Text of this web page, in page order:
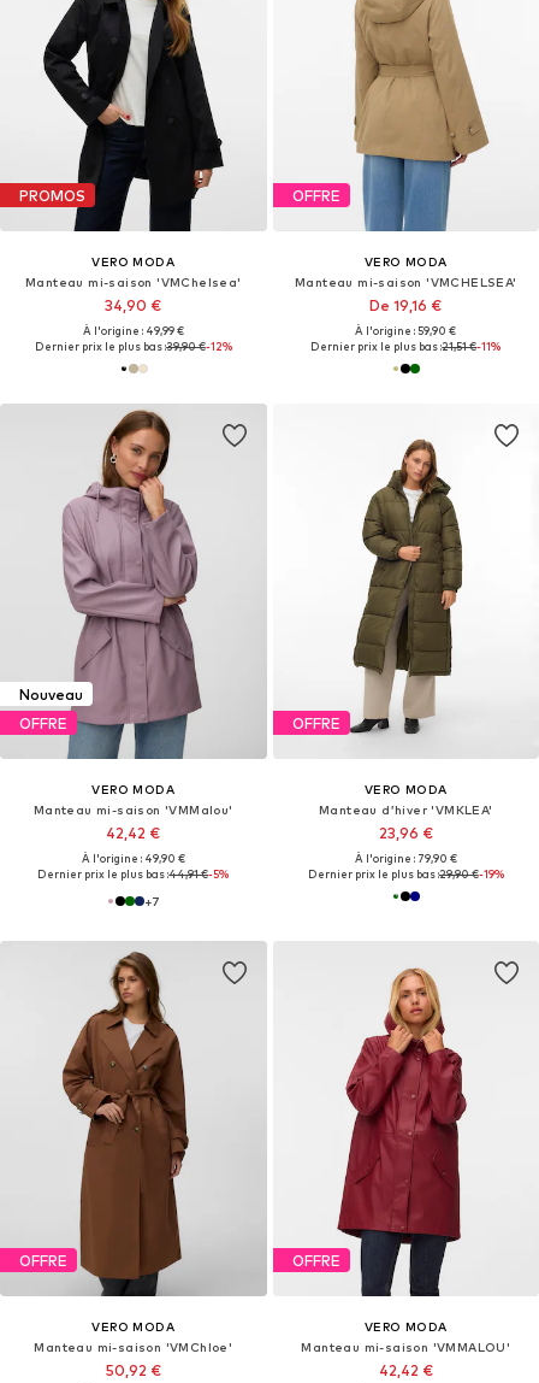
PROMOS
VERO MODA
Manteau mi-saison 'VMChelsea'
34,90 €
À l'origine : 49,99 €
Dernier prix le plus bas :39,90 €-12%
OFFRE
VERO MODA
Manteau mi-saison 'VMCHELSEA'
De 19,16 €
À l'origine : 59,90 €
Dernier prix le plus bas :21,51 €-11%
Nouveau
OFFRE
VERO MODA
Manteau mi-saison 'VMMalou'
42,42 €
À l'origine : 49,90 €
Dernier prix le plus bas :44,91 €-5%
+7
OFFRE
VERO MODA
Manteau d’hiver 'VMKLEA'
23,96 €
À l'origine : 79,90 €
Dernier prix le plus bas :29,90 €-19%
OFFRE
VERO MODA
Manteau mi-saison 'VMChloe'
50,92 €
OFFRE
VERO MODA
Manteau mi-saison 'VMMALOU'
42,42 €